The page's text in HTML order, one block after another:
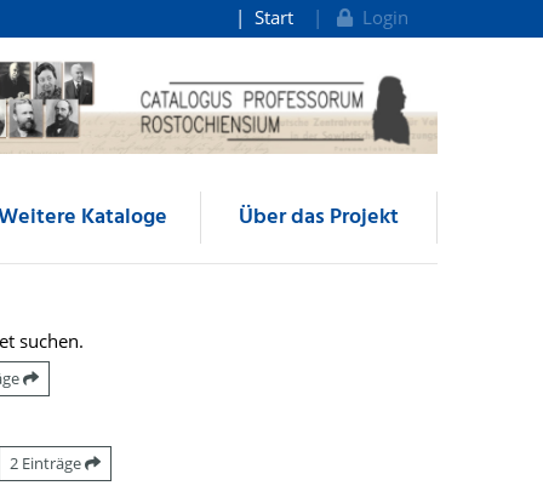
Start Login
Kataloge Über das Projekt
suchen.
2 Einträge